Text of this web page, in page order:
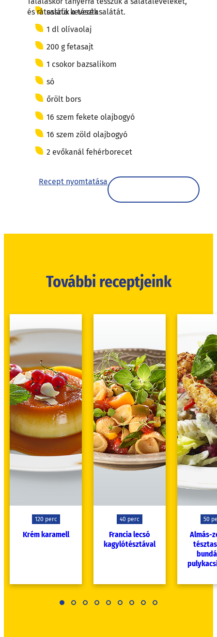
saláta keverék
1 dl olívaolaj
200 g fetasajt
1 csokor bazsalikom
só
őrölt bors
16 szem fekete olajbogyó
16 szem zöld olajbogyó
2 evőkanál fehérborecet
Recept nyomtatása
és rátesszük a tésztasalátát.
További receptjeink
120 perc
Krém karamell
40 perc
Francia lecsó
kagylótésztával
50
Almás-